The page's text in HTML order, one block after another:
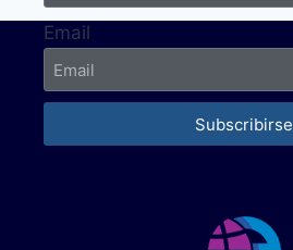
Email
Subscribirse